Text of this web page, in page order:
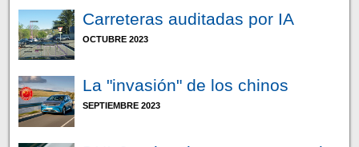
Carreteras auditadas por IA
OCTUBRE 2023
La "invasión" de los chinos
SEPTIEMBRE 2023